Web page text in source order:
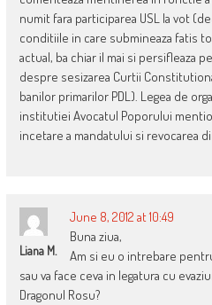
numit fara participarea USL la vot
conditiile in care submineaza fatis
actual, ba chiar il mai si persifleaza
despre sesizarea Curtii
banilor primarilor PDL). Legea de
institutiei Avocatul Poporului
incetare a mandatului si revocarea
Liana M.
June 8, 2012 at 10:49
Buna ziua,
Am si eu o intrebare
sau va face ceva in legatura cu
Dragonul Rosu?